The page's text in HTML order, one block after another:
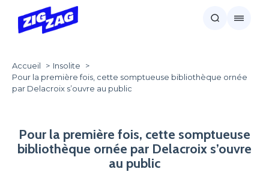
Accueil
Insolite
Pour la première fois, cette somptueuse bibliothèque ornée
par Delacroix s’ouvre au public
Pour la première fois, cette somptueuse
bibliothèque ornée par Delacroix s’ouvre
au public